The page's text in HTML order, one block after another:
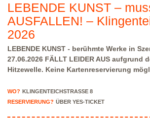
LEBENDE KUNST –
AUSFALLEN! –
2026
LEBENDE KUNST - berühmte Werke in
27.06.2026 FÄLLT LEIDER AUS aufgrund
Hitzewelle. Keine Kartenreservierung
Kunstwerken quer durch die Geschichte
Sinnen, mit Fantasie und Neugier. So werden
WO? KLINGENTEICHSTRASSE 8
RESERVIERUNG? ÜBER YES-TICKET